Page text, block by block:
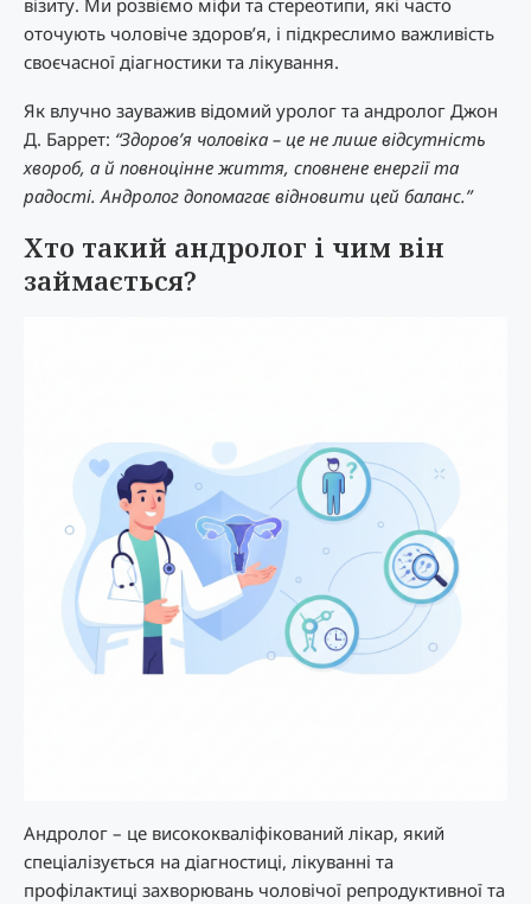
оточують чоловіче здоров’я, і ​​підкреслимо важливість
своєчасної діагностики та лікування.
Як влучно зауважив відомий уролог та андролог Джон
Д. Баррет: “Здоров’я чоловіка – це не лише відсутність
хвороб, а й повноцінне життя, сповнене енергії та
радості. Андролог допомагає відновити цей баланс.”
Хто такий андролог і чим він
займається?
Андролог – це висококваліфікований лікар, який
спеціалізується на діагностиці, лікуванні та
профілактиці захворювань чоловічої репродуктивної та